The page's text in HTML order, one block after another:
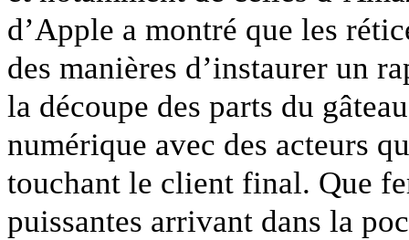
d’Apple a montré que les
des manières d’instaurer un
la découpe des parts du
numérique avec des acteurs
touchant le client final. Que
puissantes arrivant dans la